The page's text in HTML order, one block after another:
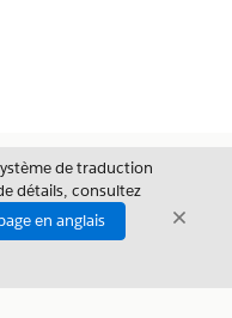
de traduction
détails, consultez
en anglais
Fermer